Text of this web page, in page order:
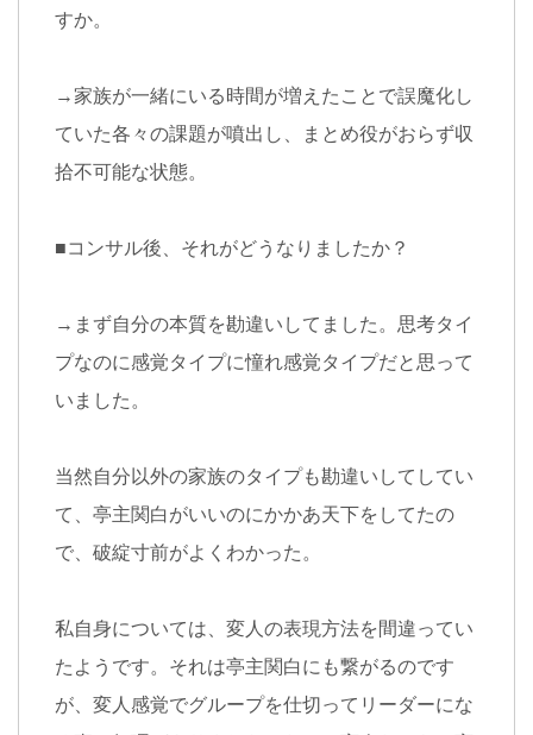
すか。
→ 家族が一緒にいる時間が増えたことで誤魔化し
ていた各々の課題が噴出し、まとめ役がおらず収
拾不可能な状態。
■コンサル後、それがどうなりましたか？
→ まず自分の本質を勘違いしてました。思考タイ
プなのに感覚タイプに憧れ感覚タイプだと思って
いました。
当然自分以外の家族のタイプも勘違いしてしてい
て、亭主関白がいいのにかかあ天下をしてたの
で、破綻寸前がよくわかった。
私自身については、変人の表現方法を間違ってい
たようです。それは亭主関白にも繋がるのです
が、変人感覚でグループを仕切ってリーダーにな